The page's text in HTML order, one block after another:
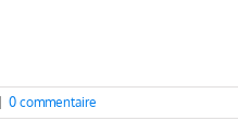
0 commentaire